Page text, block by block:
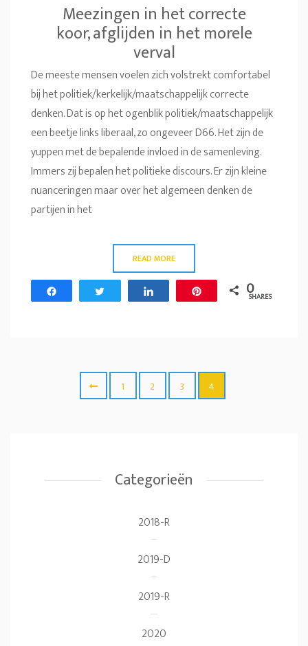
Meezingen in het correcte
koor, afglijden in het morele
verval
De meeste mensen voelen zich volstrekt comfortabel
bij het politiek/kerkelijk/maatschappelijk correcte
denken. Dat is op het ogenblik politiek/maatschappelijk
een beetje links liberaal, zo ongeveer D66. Het zijn de
yuppen met de bepalende invloed in de samenleving.
Immers zij bepalen het politieke discours. Er zijn kleine
nuanceringen maar over het algemeen denken de
partijen in het
READ MORE
0
SHARES
1 2 3 4
Categorieën
2018-R
2019-D
2019-R
2020